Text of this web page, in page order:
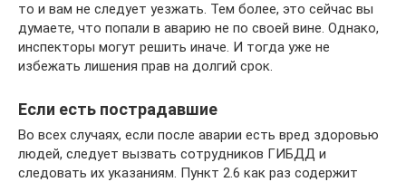
то и вам не следует уезжать. Тем более, это сейчас вы
думаете, что попали в аварию не по своей вине. Однако,
инспекторы могут решить иначе. И тогда уже не
избежать лишения прав на долгий срок.
Если есть пострадавшие
Во всех случаях, если после аварии есть вред здоровью
людей, следует вызвать сотрудников ГИБДД и
следовать их указаниям. Пункт 2.6 как раз содержит